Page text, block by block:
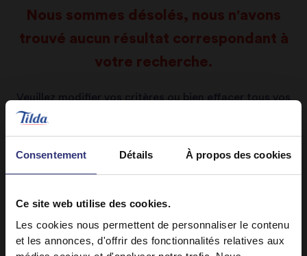
Consentement Détails À propos des cookies
Ce site web utilise des cookies.
Les cookies nous permettent de personnaliser le contenu
et les annonces, d'offrir des fonctionnalités relatives aux
Nous sommes désolés, nous n'avons
trouvé aucun résultat correspondant à
votre recherche.
Veuillez modifier vos critères ou bien effacer tous vos
Effacer tous les filtres